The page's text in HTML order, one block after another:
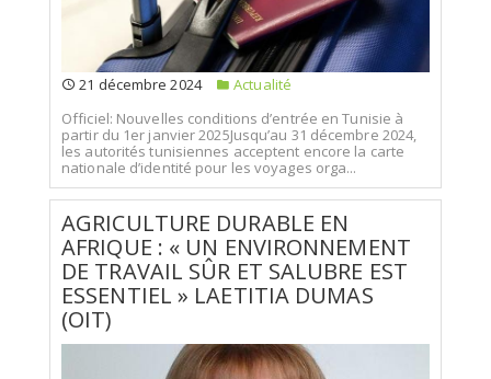
21 décembre 2024
Actualité
Officiel: Nouvelles conditions d’entrée en Tunisie à
partir du 1er janvier 2025Jusqu’au 31 décembre 2024,
les autorités tunisiennes acceptent encore la carte
nationale d’identité pour les voyages orga...
AGRICULTURE DURABLE EN
AFRIQUE : « UN ENVIRONNEMENT
DE TRAVAIL SÛR ET SALUBRE EST
ESSENTIEL » LAETITIA DUMAS
(OIT)